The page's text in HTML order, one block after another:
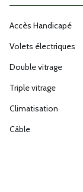
1 garage(s)
2 parking(s)
1 niveau(x)
Accès Handicapé
Volets électriques
Double vitrage
Triple vitrage
Climatisation
Câble